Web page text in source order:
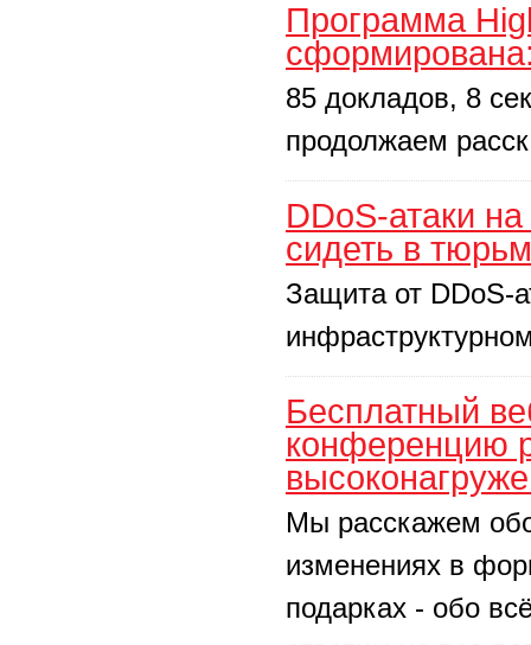
Программа
85 докладов, 8
продолжаем
DDoS-атаки
сидеть в
Защита от DDoS-
Бесплатный
конференцию
Мы расскажем
изменениях в
подарках - обо